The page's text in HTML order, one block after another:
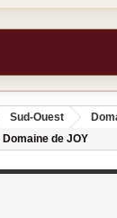
Sud-Ouest
de JOY